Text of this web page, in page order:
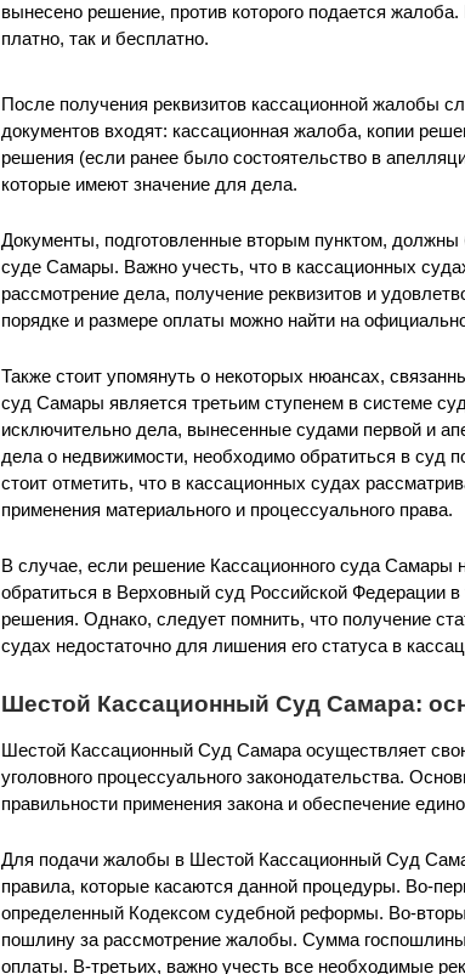
вынесено решение, против которого подается
платно, так и бесплатно.
После получения реквизитов кассационной жалобы
документов входят: кассационная жалоба, копии
решения (если ранее было состоятельство в
которые имеют значение для дела.
Документы, подготовленные вторым пунктом,
суде Самары. Важно учесть, что в кассационных
рассмотрение дела, получение реквизитов и
порядке и размере оплаты можно найти на
Также стоит упомянуть о некоторых нюансах,
суд Самары является третьим ступенем в системе
исключительно дела, вынесенные судами первой и
дела о недвижимости, необходимо обратиться в суд
стоит отметить, что в кассационных судах
применения материального и процессуального права.
В случае, если решение Кассационного суда Самары
обратиться в Верховный суд Российской Федерации
решения. Однако, следует помнить, что получение
судах недостаточно для лишения его статуса в
Шестой Кассационный Суд Самара:
Шестой Кассационный Суд Самара осуществляет
уголовного процессуального законодательства.
правильности применения закона и обеспечение
Для подачи жалобы в Шестой Кассационный Суд
правила, которые касаются данной процедуры. Во-
определенный Кодексом судебной реформы. Во-
пошлину за рассмотрение жалобы. Сумма госпошлины
оплаты. В-третьих, важно учесть все необходимые